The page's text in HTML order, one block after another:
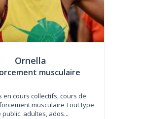
Ornella
musculaire
en cours collectifs, cours de
musculaire Tout type
public: adultes, ados...